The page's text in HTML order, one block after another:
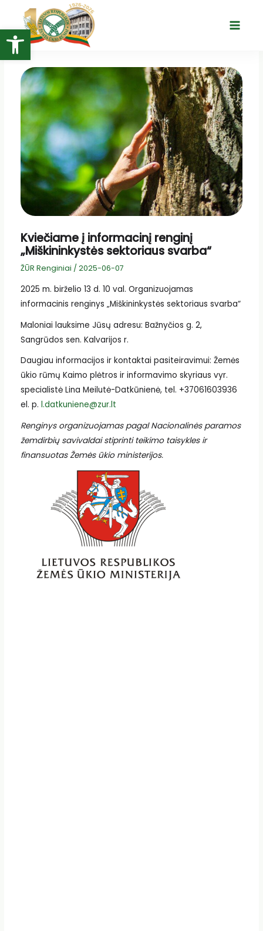
Open toolbar
turinio
Main
Kviečiame į informacinį renginį
„Miškininkystės sektoriaus svarba“
ŽŪR Renginiai / 2025-06-07
2025 m. birželio 13 d. 10 val. Organizuojamas
informacinis renginys „Miškininkystės sektoriaus svarba“
Maloniai lauksime Jūsų adresu: Bažnyčios g. 2,
Sangrūdos sen. Kalvarijos r.
Daugiau informacijos ir kontaktai pasiteiravimui: Žemės
ūkio rūmų Kaimo plėtros ir informavimo skyriaus vyr.
specialistė Lina Meilutė-Datkūnienė, tel. +37061603936
el. p. l.datkuniene@zur.lt
Renginys organizuojamas pagal Nacionalinės paramos
žemdirbių savivaldai stiprinti teikimo taisykles ir
finansuotas Žemės ūkio ministerijos.